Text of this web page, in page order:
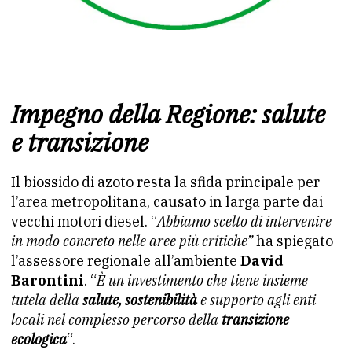
Impegno della Regione: salute
e transizione
Il biossido di azoto resta la sfida principale per
l’area metropolitana, causato in larga parte dai
vecchi motori diesel. “Abbiamo scelto di intervenire
in modo concreto nelle aree più critiche”ha spiegato
l’assessore regionale all’ambiente David
Barontini. “È un investimento che tiene insieme
tutela dellasalute, sostenibilitàe supporto agli enti
locali nel complesso percorso della transizione
ecologica“.